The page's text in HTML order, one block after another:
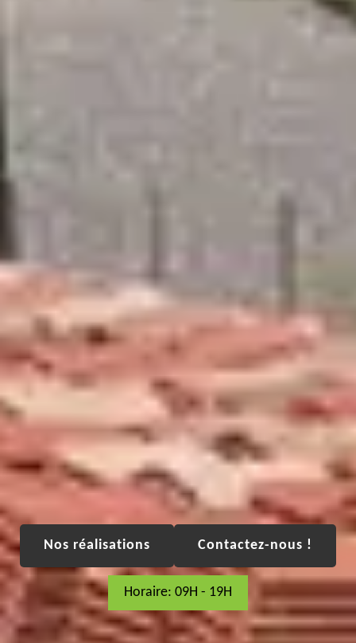
Nos réalisations Contactez-nous !
Horaire: 09H - 19H